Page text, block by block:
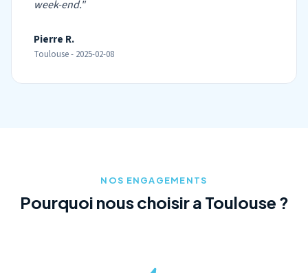
week-end."
Pierre R.
Toulouse - 2025-02-08
NOS ENGAGEMENTS
Pourquoi nous choisir a Toulouse ?